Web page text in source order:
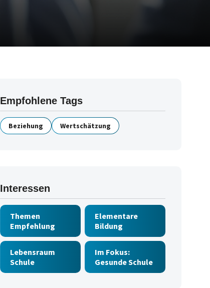
Empfohlene Tags
Beziehung Wertschätzung
Interessen
Themen
Empfehlung
Elementare
Bildung
Lebensraum
Schule
Im Fokus:
Gesunde Schule